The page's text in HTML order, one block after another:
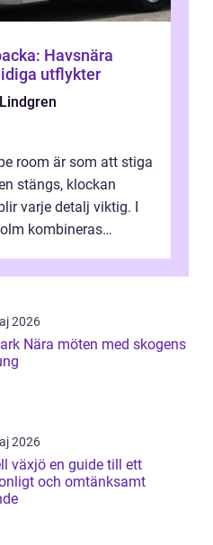
Havsnära
utflykter
room är som att stiga
stängs, klockan
varje detalj viktig. I
kombineras
2026
skogens
2026
en guide till ett
och omtänksamt